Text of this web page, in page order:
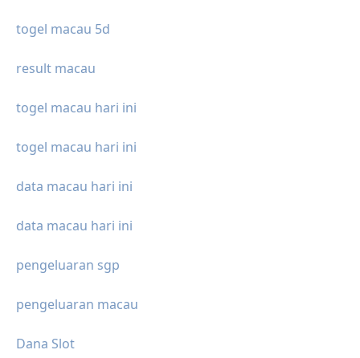
togel macau 5d
result macau
togel macau hari ini
togel macau hari ini
data macau hari ini
data macau hari ini
pengeluaran sgp
pengeluaran macau
Dana Slot